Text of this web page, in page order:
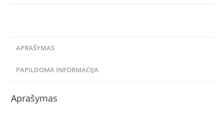
APRAŠYMAS
PAPILDOMA INFORMACIJA
Aprašymas